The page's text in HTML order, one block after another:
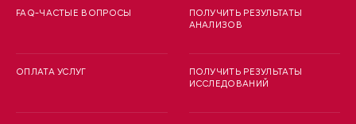
FAQ-ЧАСТЫЕ ВОПРОСЫ
ОПЛАТА УСЛУГ
ПОЛУЧИТЬ РЕЗУЛЬТАТЫ
АНАЛИЗОВ
ПОЛУЧИТЬ РЕЗУЛЬТАТЫ
ИССЛЕДОВАНИЙ